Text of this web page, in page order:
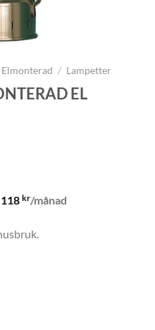
/ Lampetter
EL
kr.
118 kr/månad